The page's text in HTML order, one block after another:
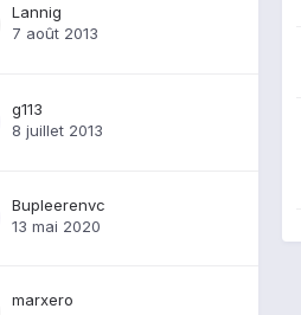
Lannig
7 août 2013
g113
8 juillet 2013
Bupleerenvc
13 mai 2020
marxero